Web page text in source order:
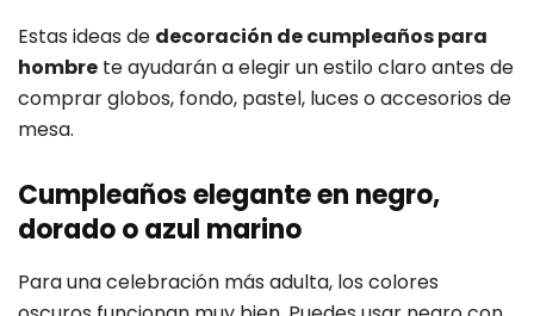
Estas ideas de decoración de cumpleaños para
hombre te ayudarán a elegir un estilo claro antes de
comprar globos, fondo, pastel, luces o accesorios de
mesa.
Cumpleaños elegante en negro,
dorado o azul marino
Para una celebración más adulta, los colores